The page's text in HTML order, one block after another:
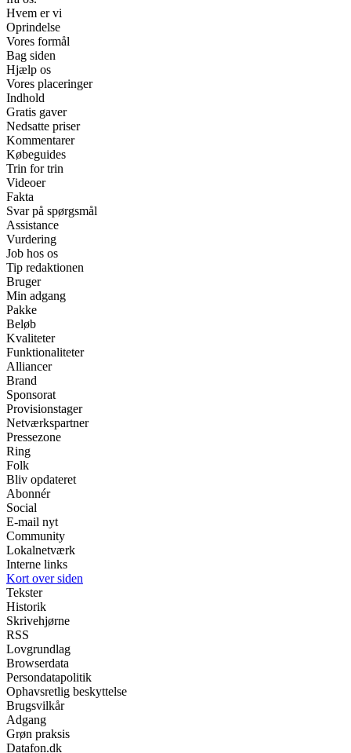
Hvem er vi
Oprindelse
Vores formål
Bag siden
Hjælp os
Vores placeringer
Indhold
Gratis gaver
Nedsatte priser
Kommentarer
Købeguides
Trin for trin
Videoer
Fakta
Svar på spørgsmål
Assistance
Vurdering
Job hos os
Tip redaktionen
Bruger
Min adgang
Pakke
Beløb
Kvaliteter
Funktionaliteter
Alliancer
Brand
Sponsorat
Provisionstager
Netværkspartner
Pressezone
Ring
Folk
Bliv opdateret
Abonnér
Social
E-mail nyt
Community
Lokalnetværk
Interne links
Kort over siden
Tekster
Historik
Skrivehjørne
RSS
Lovgrundlag
Browserdata
Persondatapolitik
Ophavsretlig beskyttelse
Brugsvilkår
Adgang
Grøn praksis
Datafon.dk